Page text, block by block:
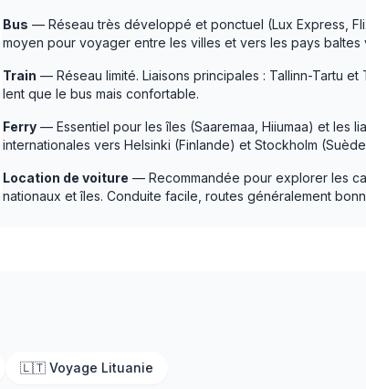
Bus — Réseau très développé et ponctuel (Lux Express,
moyen pour voyager entre les villes et vers les pays baltes
Train — Réseau limité. Liaisons principales : Tallinn-Tartu et
lent que le bus mais confortable.
Ferry — Essentiel pour les îles (Saaremaa, Hiiumaa) et les
internationales vers Helsinki (Finlande) et Stockholm
Location de voiture — Recommandée pour explorer les
nationaux et îles. Conduite facile, routes généralement
🇱🇹 Voyage Lituanie